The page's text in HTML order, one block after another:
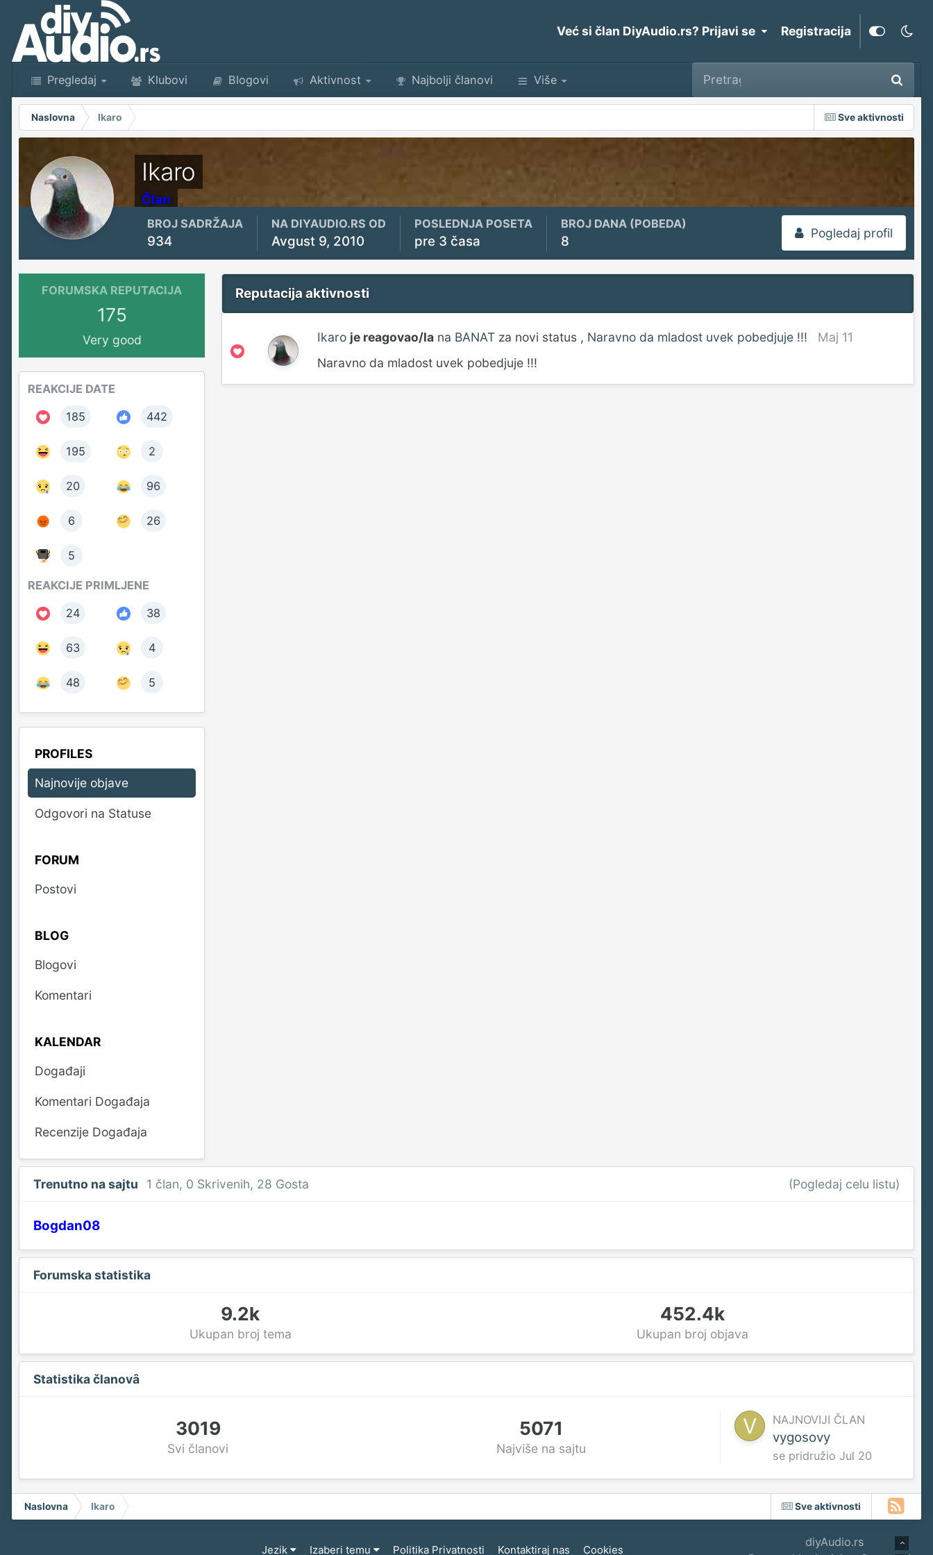
Već si član DiyAudio.rs? Prijavi se Registracija
Pregledaj Klubovi Blogovi Aktivnost Najbolji članovi Više
Sve aktivnosti
Naslovna Ikaro
Ikaro
Član
Pogledaj profil
BROJ SADRŽAJA
934
NA DIYAUDIO.RS OD
Avgust 9, 2010
POSLEDNJA POSETA
pre 3 časa
BROJ DANA (POBEDA)
8
FORUMSKA REPUTACIJA
175
Very good
REAKCIJE DATE
185
442
195 2
20 96
6 26
5
REAKCIJE PRIMLJENE
24
38
63 4
48 5
PROFILES
Najnovije objave
Odgovori na Statuse
FORUM
Postovi
BLOG
Blogovi
Komentari
KALENDAR
Događaji
Komentari Događaja
Recenzije Događaja
Reputacija aktivnosti
Ikaro je reagovao/la na BANAT za novi status , Naravno da mladost uvek pobedjuje !!!
Maj 11
Naravno da mladost uvek pobedjuje !!!
Trenutno na sajtu 1 član, 0 Skrivenih, 28 Gosta (Pogledaj celu listu)
Bogdan08
Forumska statistika
9.2k
Ukupan broj tema
452.4k
Ukupan broj objava
Statistika članovȃ
3019
Svi članovi
5071
Najviše na sajtu
NAJNOVIJI ČLAN
vygosovy
se pridružio Jul 20
Sve aktivnosti
Naslovna Ikaro
Jezik Izaberi temu Politika Privatnosti Kontaktiraj nas Cookies
diyAudio.rs